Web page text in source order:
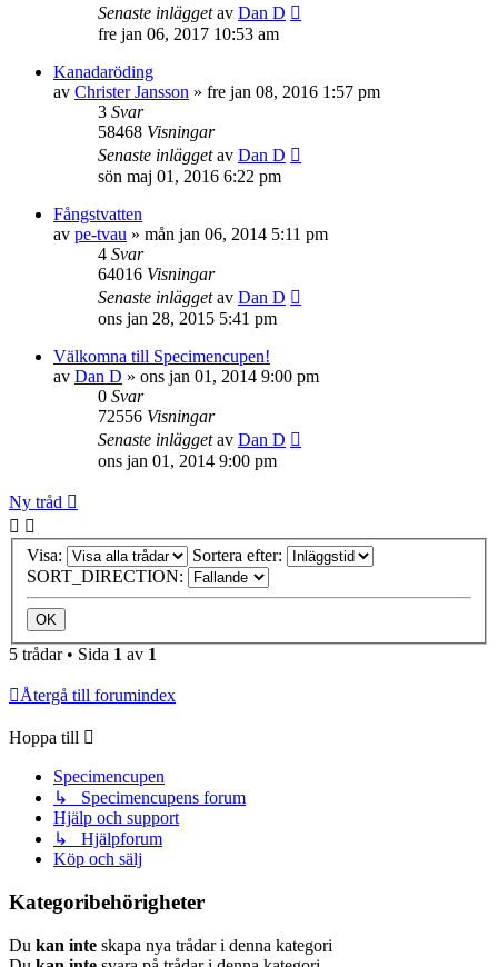
Senaste inläggetav Dan D
fre jan 06, 2017 10:53 am
Kanadaröding
av Christer Jansson » fre jan 08, 2016 1:57 pm
3 Svar
58468 Visningar
Senaste inläggetav Dan D
sön maj 01, 2016 6:22 pm
Fångstvatten
av pe-tvau » mån jan 06, 2014 5:11 pm
4 Svar
64016 Visningar
Senaste inläggetav Dan D
ons jan 28, 2015 5:41 pm
Välkomna till Specimencupen!
av Dan D » ons jan 01, 2014 9:00 pm
0 Svar
72556 Visningar
Senaste inläggetav Dan D
ons jan 01, 2014 9:00 pm
Ny tråd
Visa:
Sortera efter:
SORT_DIRECTION:
5 trådar • Sida 1 av 1
Återgå till forumindex
Hoppa till
Specimencupen
↳ Specimencupens forum
Hjälp och support
↳ Hjälpforum
Köp och sälj
Kategoribehörigheter
Du kan inte skapa nya trådar i denna kategori